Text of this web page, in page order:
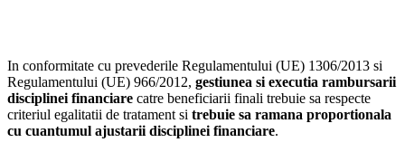
In conformitate cu prevederile Regulamentului (UE) 1306/2013 si
Regulamentului (UE) 966/2012, gestiunea si executia rambursarii
disciplinei financiare catre beneficiarii finali trebuie sa respecte
criteriul egalitatii de tratament si trebuie sa ramana proportionala
cu cuantumul ajustarii disciplinei financiare.